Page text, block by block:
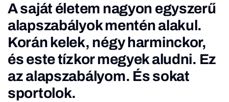
A saját életem nagyon egyszerű
alapszabályok mentén alakul.
Korán kelek, négy harminckor,
és este tízkor megyek aludni. Ez
az alapszabályom. És sokat
sportolok.